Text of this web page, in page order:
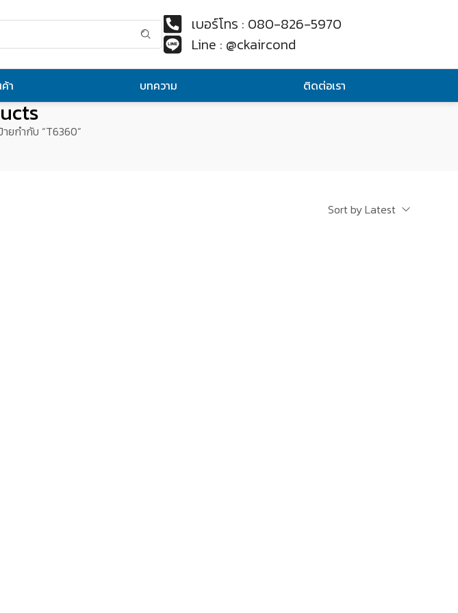
เบอร์โทร : 080-826-5970
Line : @ckaircond
า บทความ ติดต่อเรา
ยกำกับ “T6360”
Sort by Latest